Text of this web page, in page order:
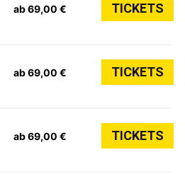
ab 69,00 € TICKETS
ab 69,00 € TICKETS
ab 69,00 € TICKETS